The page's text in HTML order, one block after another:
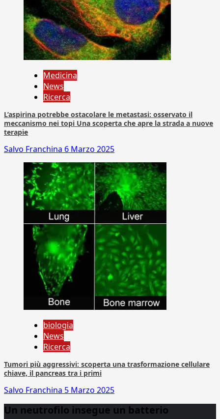
Medicina
News
Ricerca
L’aspirina potrebbe ostacolare le metastasi: osservato il
meccanismo nei topi Una scoperta che apre la strada a nuove
terapie
Salvo Franchina 6 Marzo 2025
biologia
News
Ricerca
Tumori più aggressivi: scoperta una trasformazione cellulare
chiave, il pancreas tra i primi
Salvo Franchina 5 Marzo 2025
Un neutrofilo insegue un batterio